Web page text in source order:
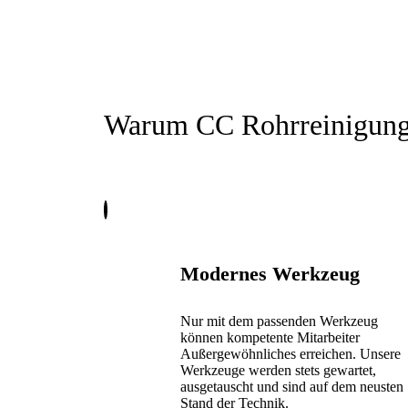
Warum CC
Modernes Werkzeug
Nur mit dem passenden Werkzeug
können kompetente Mitarbeiter
Außergewöhnliches erreichen. Unsere
Werkzeuge werden stets gewartet,
ausgetauscht und sind auf dem neusten
Stand der Technik.